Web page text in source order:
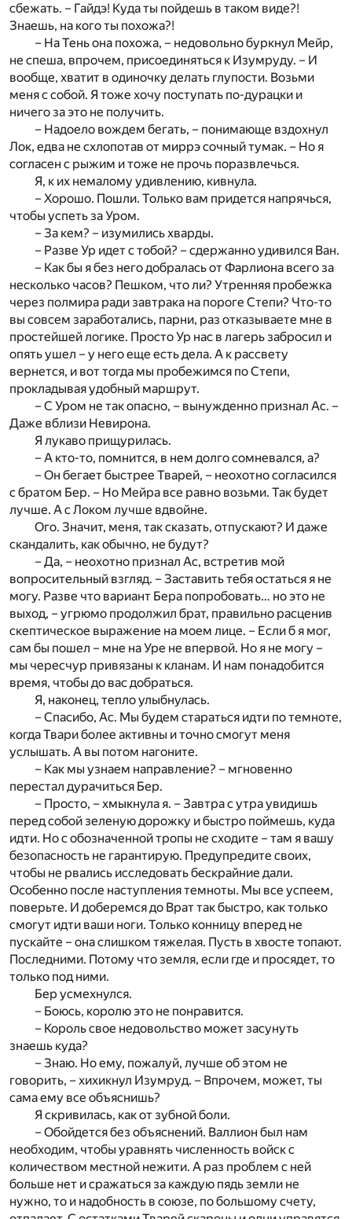
сбежать. – Гайдэ! Куда ты пойдешь в таком виде?!
Знаешь, на кого ты похожа?!
– На Тень она похожа, – недовольно буркнул Мейр,
не спеша, впрочем, присоединяться к Изумруду. – И
вообще, хватит в одиночку делать глупости. Возьми
меня с собой. Я тоже хочу поступать по-дурацки и
ничего за это не получить.
– Надоело вождем бегать, – понимающе вздохнул
Лок, едва не схлопотав от миррэ сочный тумак. – Но я
согласен с рыжим и тоже не прочь поразвлечься.
Я, к их немалому удивлению, кивнула.
– Хорошо. Пошли. Только вам придется напрячься,
чтобы успеть за Уром.
– За кем? – изумились хварды.
– Разве Ур идет с тобой? – сдержанно удивился Ван.
– Как бы я без него добралась от Фарлиона всего за
несколько часов? Пешком, что ли? Утренняя пробежка
через полмира ради завтрака на пороге Степи? Что-то
вы совсем заработались, парни, раз отказываете мне в
простейшей логике. Просто Ур нас в лагерь забросил и
опять ушел – у него еще есть дела. А к рассвету
вернется, и вот тогда мы пробежимся по Степи,
прокладывая удобный маршрут.
– С Уром не так опасно, – вынужденно признал Ас. –
Даже вблизи Невирона.
Я лукаво прищурилась.
– А кто-то, помнится, в нем долго сомневался, а?
– Он бегает быстрее Тварей, – неохотно согласился
с братом Бер. – Но Мейра все равно возьми. Так будет
лучше. А с Локом лучше вдвойне.
Ого. Значит, меня, так сказать, отпускают? И даже
скандалить, как обычно, не будут?
– Да, – неохотно признал Ас, встретив мой
вопросительный взгляд. – Заставить тебя остаться я не
могу. Разве что вариант Бера попробовать… но это не
выход, – угрюмо продолжил брат, правильно расценив
скептическое выражение на моем лице. – Если б я мог,
сам бы пошел – мне на Уре не впервой. Но я не могу –
мы чересчур привязаны к кланам. И нам понадобится
время, чтобы до вас добраться.
Я, наконец, тепло улыбнулась.
– Спасибо, Ас. Мы будем стараться идти по темноте,
когда Твари более активны и точно смогут меня
услышать. А вы потом нагоните.
– Как мы узнаем направление? – мгновенно
перестал дурачиться Бер.
– Просто, – хмыкнула я. – Завтра с утра увидишь
перед собой зеленую дорожку и быстро поймешь, куда
идти. Но с обозначенной тропы не сходите – там я вашу
безопасность не гарантирую. Предупредите своих,
чтобы не рвались исследовать бескрайние дали.
Особенно после наступления темноты. Мы все успеем,
поверьте. И доберемся до Врат так быстро, как только
смогут идти ваши ноги. Только конницу вперед не
пускайте – она слишком тяжелая. Пусть в хвосте топают.
Последними. Потому что земля, если где и просядет, то
только под ними.
Бер усмехнулся.
– Боюсь, королю это не понравится.
– Король свое недовольство может засунуть
знаешь куда?
– Знаю. Но ему, пожалуй, лучше об этом не
говорить, – хихикнул Изумруд. – Впрочем, может, ты
сама ему все объяснишь?
Я скривилась, как от зубной боли.
– Обойдется без объяснений. Валлион был нам
необходим, чтобы уравнять численность войск с
количеством местной нежити. А раз проблем с ней
больше нет и сражаться за каждую пядь земли не
нужно, то и надобность в союзе, по большому счету,